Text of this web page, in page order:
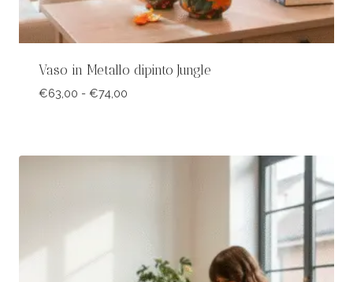
Vaso in Metallo dipinto Jungle
€63,00 - €74,00Fascia